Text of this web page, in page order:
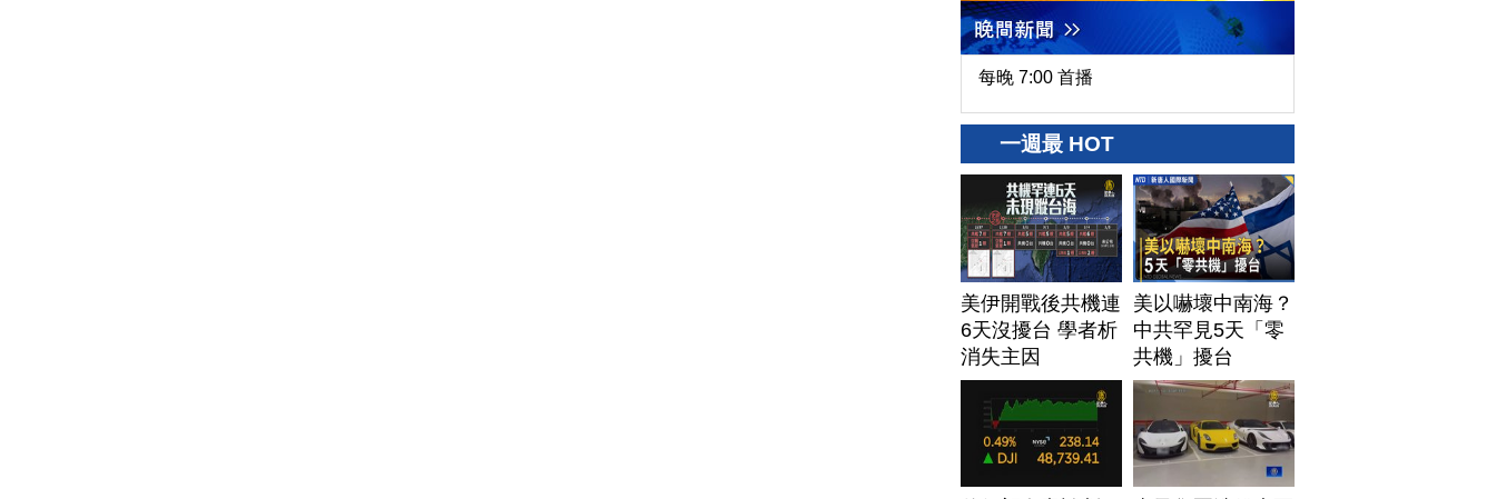
每晚 7:00 首播
一週最 HOT
美伊開戰後共機連
6天沒擾台 學者析
消失主因
美以嚇壞中南海？
中共罕見5天「零
共機」擾台